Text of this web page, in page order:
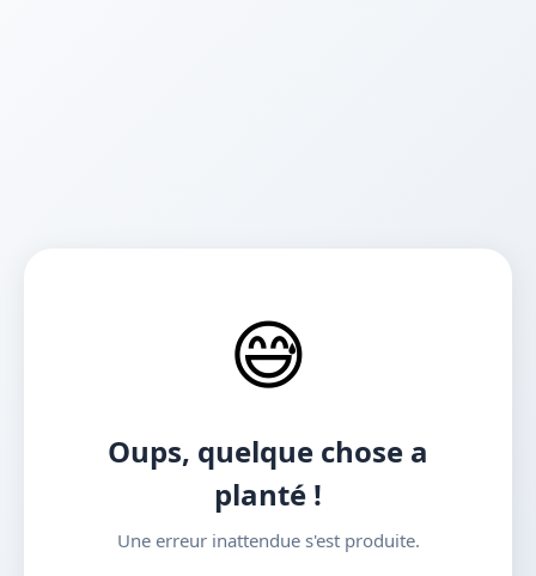
😅
Oups, quelque chose a
planté !
Une erreur inattendue s'est produite.